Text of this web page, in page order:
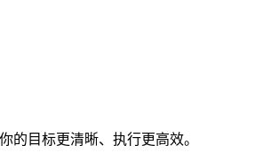
的目标更清晰、执行更高效。